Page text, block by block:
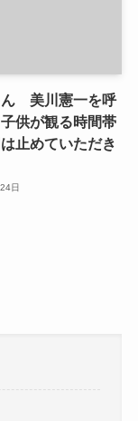
ん 美川憲一を呼
供が観る時間帯
止めていただき
日